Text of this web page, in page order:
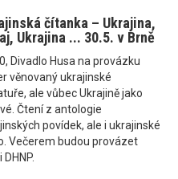
čítanka – Ukrajina,
Ukrajina ... 30.5. v Brně
Divadlo Husa na provázku
věnovaný ukrajinské
ale vůbec Ukrajině jako
Čtení z antologie
povídek, ale i ukrajinské
Večerem budou provázet
DHNP.